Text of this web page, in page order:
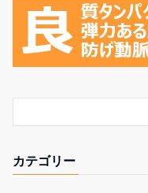
カテゴリー